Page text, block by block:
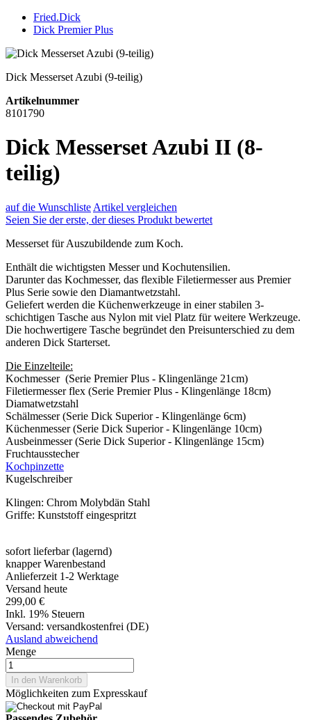
Fried.Dick
Dick Premier Plus
Dick Messerset Azubi (9-teilig)
Artikelnummer
8101790
Dick Messerset Azubi II (8-
teilig)
auf die Wunschliste Artikel vergleichen
Seien Sie der erste, der dieses Produkt bewertet
Messerset für Auszubildende zum Koch.
Enthält die wichtigsten Messer und Kochutensilien.
Darunter das Kochmesser, das flexible Filetiermesser aus Premier
Plus Serie sowie den Diamantwetzstahl.
Geliefert werden die Küchenwerkzeuge in einer stabilen 3-
schichtigen Tasche aus Nylon mit viel Platz für weitere Werkzeuge.
Die hochwertigere Tasche begründet den Preisunterschied zu dem
anderen Dick Starterset.
Die Einzelteile:
Kochmesser (Serie Premier Plus - Klingenlänge 21cm)
Filetiermesser flex (Serie Premier Plus - Klingenlänge 18cm)
Diamatwetzstahl
Schälmesser (Serie Dick Superior - Klingenlänge 6cm)
Küchenmesser (Serie Dick Superior - Klingenlänge 10cm)
Ausbeinmesser (Serie Dick Superior - Klingenlänge 15cm)
Fruchtausstecher
Kochpinzette
Kugelschreiber
Klingen: Chrom Molybdän Stahl
Griffe: Kunststoff eingespritzt
sofort lieferbar (lagernd)
knapper Warenbestand
Anlieferzeit 1-2 Werktage
Versand heute
299,00 €
Inkl. 19% Steuern
Versand: versandkostenfrei (DE)
Ausland abweichend
Menge
In den Warenkorb
Möglichkeiten zum Expresskauf